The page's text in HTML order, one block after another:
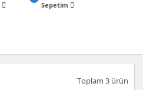
Sepetim
Toplam 3 ürün